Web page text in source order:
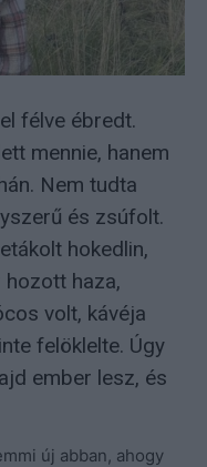
félve ébredt.
mennie, hanem
Nem tudta
és zsúfolt.
hokedlin,
haza,
volt, kávéja
felöklelte. Úgy
ember lesz, és
új abban, ahogy